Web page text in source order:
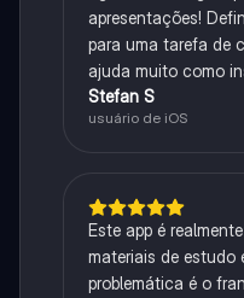
apresentações!
para uma tarefa de
ajuda muito como
Stefan S
usuário de iOS
Este app é
materiais de estudo
problemática é o